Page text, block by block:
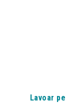
Lavoar